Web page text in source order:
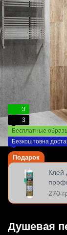
3
3
Бесплатные
Безкоштовна
Подарок
Клей
270
Душевая